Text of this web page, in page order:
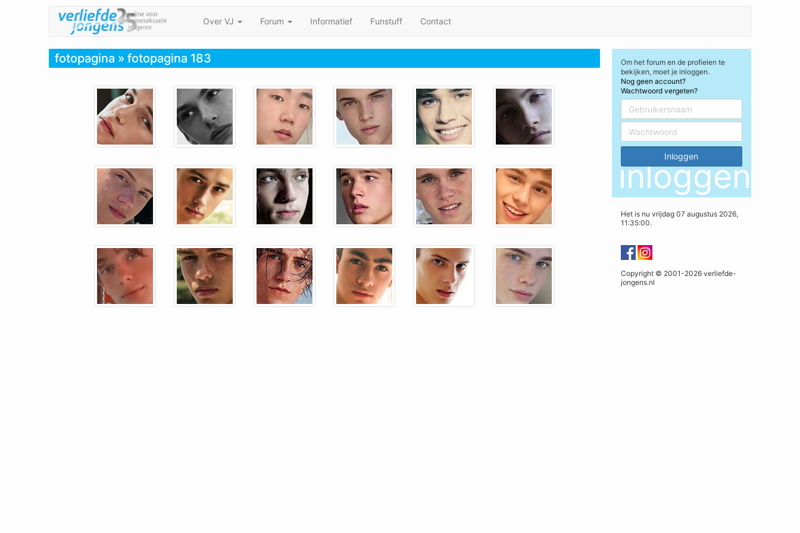
Over VJ Forum Informatief Funstuff Contact
fotopagina » fotopagina 183
inloggen
Om het forum en de profielen te
bekijken, moet je inloggen.
Nog geen account?
Wachtwoord vergeten?
Het is nu vrijdag 07 augustus 2026,
11:35:00.
Copyright © 2001-2026 verliefde-
jongens.nl